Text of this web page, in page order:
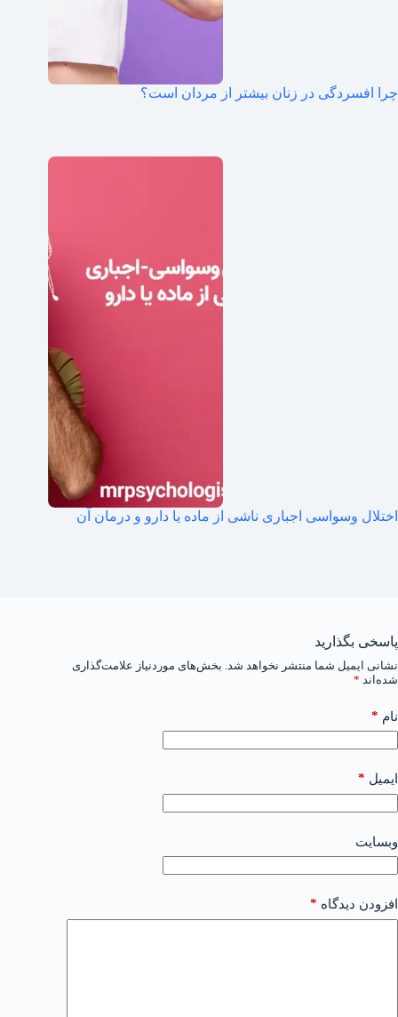
چرا افسردگی در زنان بیشتر از مردان است؟
اختلال وسواسی اجباری ناشی از ماده یا دارو و درمان آن
پاسخی بگذارید
نشانی ایمیل شما منتشر نخواهد شد. بخش‌های موردنیاز علامت‌گذاری
شده‌اند *
نام *
ایمیل *
وبسایت
افزودن دیدگاه *